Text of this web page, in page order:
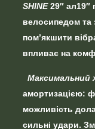
SHINE29″ ал19″
велосипедом та
пом’якшити
впливає на
Максимальний
амортизацією:
можливість
сильні удари.